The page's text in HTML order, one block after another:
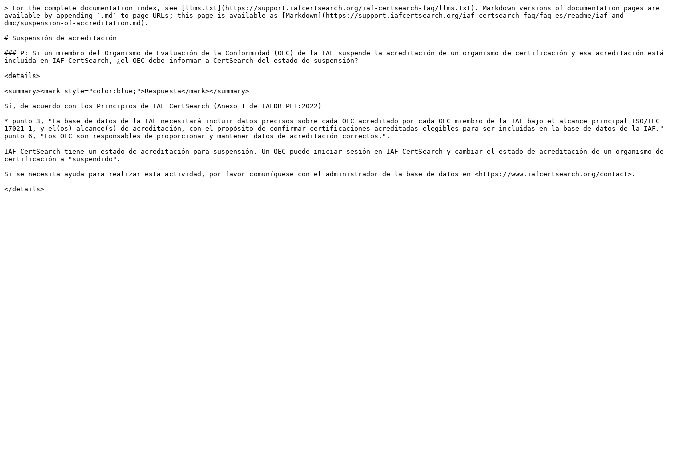
> For the complete documentation index, see [llms.txt](https://support.iafcertsearch.org/iaf-certsearch-faq/llms.txt). Markdown versions of documentation pages are
available by appending `.md` to page URLs; this page is available as [Markdown](https://support.iafcertsearch.org/iaf-certsearch-faq/faq-es/readme/iaf-and-
dmc/suspension-of-accreditation.md).
# Suspensión de acreditación
### P: Si un miembro del Organismo de Evaluación de la Conformidad (OEC) de la IAF suspende la acreditación de un organismo de certificación y esa acreditación está
incluida en IAF CertSearch, ¿el OEC debe informar a CertSearch del estado de suspensión?
<details>
<summary><mark style="color:blue;">Respuesta</mark></summary>
Sí, de acuerdo con los Principios de IAF CertSearch (Anexo 1 de IAFDB PL1:2022)
* punto 3, "La base de datos de la IAF necesitará incluir datos precisos sobre cada OEC acreditado por cada OEC miembro de la IAF bajo el alcance principal ISO/IEC
17021-1, y el(os) alcance(s) de acreditación, con el propósito de confirmar certificaciones acreditadas elegibles para ser incluidas en la base de datos de la IAF." -
punto 6, "Los OEC son responsables de proporcionar y mantener datos de acreditación correctos.".
IAF CertSearch tiene un estado de acreditación para suspensión. Un OEC puede iniciar sesión en IAF CertSearch y cambiar el estado de acreditación de un organismo de
certificación a "suspendido".
Si se necesita ayuda para realizar esta actividad, por favor comuníquese con el administrador de la base de datos en <https://www.iafcertsearch.org/contact>.